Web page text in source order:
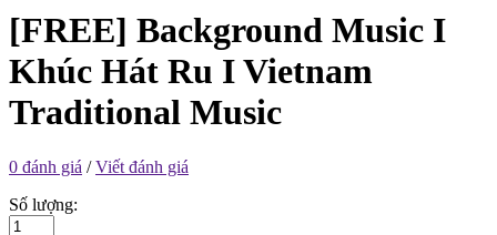
[FREE] Background Music I
Khúc Hát Ru I Vietnam
Traditional Music
0 đánh giá /Viết đánh giá
Số lượng: